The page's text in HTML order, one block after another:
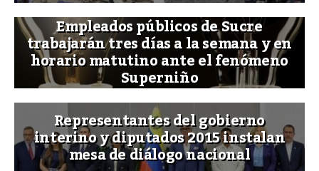
Empleados públicos de Sucre
trabajarán tres días a la semana y en
horario matutino ante el fenómeno
Superniño
Representantes del gobierno
interino y diputados 2015 instalan
mesa de diálogo nacional